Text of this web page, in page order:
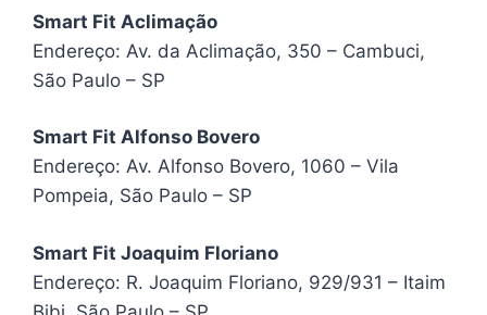
Smart Fit Aclimação
Endereço: Av. da Aclimação, 350 – Cambuci,
São Paulo – SP
Smart Fit Alfonso Bovero
Endereço: Av. Alfonso Bovero, 1060 – Vila
Pompeia, São Paulo – SP
Smart Fit Joaquim Floriano
Endereço: R. Joaquim Floriano, 929/931 – Itaim